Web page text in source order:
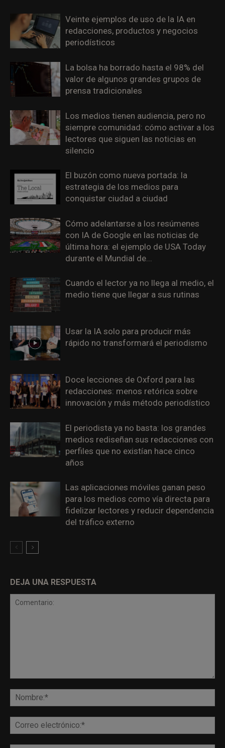
Veinte ejemplos de uso de la IA en
redacciones, productos y negocios
periodísticos
La bolsa ha borrado hasta el 98% del
valor de algunos grandes grupos de
prensa tradicionales
Los medios tienen audiencia, pero no
siempre comunidad: cómo activar a los
lectores que siguen las noticias en
silencio
El buzón como nueva portada: la
estrategia de los medios para
conquistar ciudad a ciudad
Cómo adelantarse a los resúmenes
con IA de Google en las noticias de
última hora: el ejemplo de USA Today
durante el Mundial de...
Cuando el lector ya no llega al medio, el
medio tiene que llegar a sus rutinas
Usar la IA solo para producir más
rápido no transformará el periodismo
Doce lecciones de Oxford para las
redacciones: menos retórica sobre
innovación y más método periodístico
El periodista ya no basta: los grandes
medios rediseñan sus redacciones con
perfiles que no existían hace cinco
años
Las aplicaciones móviles ganan peso
para los medios como vía directa para
fidelizar lectores y reducir dependencia
del tráfico externo
DEJA UNA RESPUESTA